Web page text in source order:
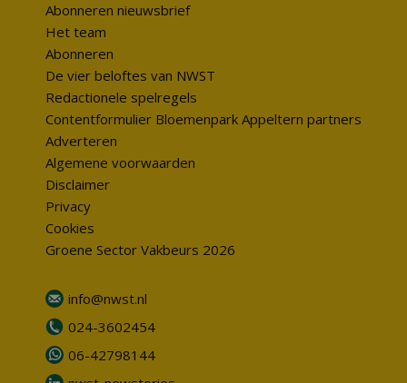
Abonneren nieuwsbrief
Het team
Abonneren
De vier beloftes van NWST
Redactionele spelregels
Contentformulier Bloemenpark Appeltern partners
Adverteren
Algemene voorwaarden
Disclaimer
Privacy
Cookies
Groene Sector Vakbeurs 2026
info@nwst.nl
024-3602454
06-42798144